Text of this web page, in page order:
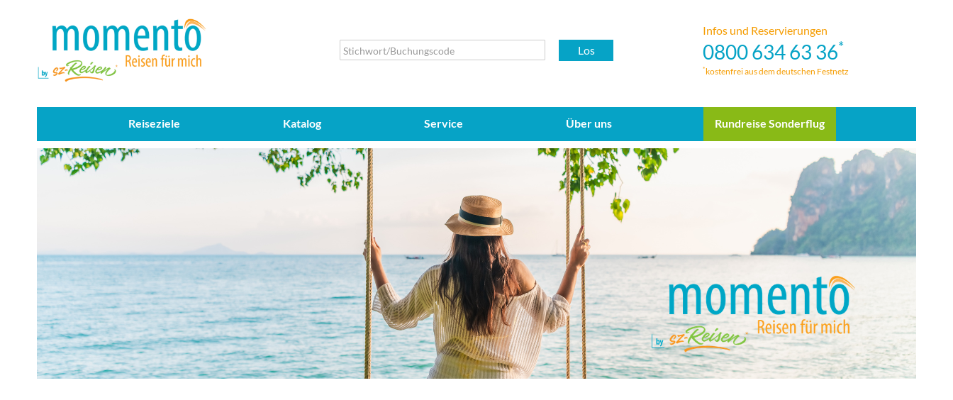
Los
Infos und Reservierungen
0800 634 63 36*
*kostenfrei aus dem deutschen Festnetz
Reiseziele Katalog Service Über uns Rundreise Sonderflug